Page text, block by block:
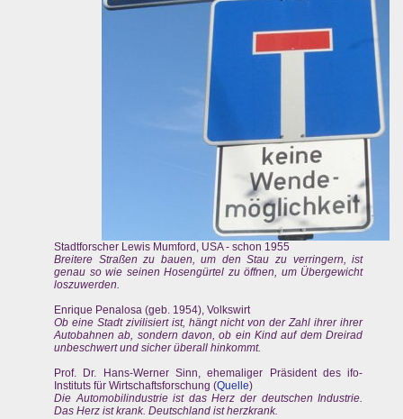
Stadtforscher Lewis Mumford, USA - schon 1955
Breitere Straßen zu bauen, um den Stau zu verringern, ist
genau so wie seinen Hosengürtel zu öffnen, um Übergewicht
loszuwerden.
Enrique Penalosa (geb. 1954), Volkswirt
Ob eine Stadt zivilisiert ist, hängt nicht von der Zahl ihrer ihrer
Autobahnen ab, sondern davon, ob ein Kind auf dem Dreirad
unbeschwert und sicher überall hinkommt.
Prof. Dr. Hans-Werner Sinn, ehemaliger Präsident des ifo-
Instituts für Wirtschaftsforschung (Quelle)
Die Automobilindustrie ist das Herz der deutschen Industrie.
Das Herz ist krank. Deutschland ist herzkrank.